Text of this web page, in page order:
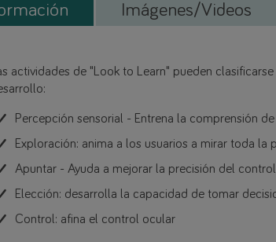
Imágenes/Videos
actividades de "Look to Learn" pueden
Percepción sensorial - Entrena la comprensión
Exploración: anima a los usuarios a mirar toda la
Apuntar - Ayuda a mejorar la precisión del
Elección: desarrolla la capacidad de tomar
Control: afina el control ocular